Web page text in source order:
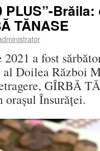
PLUS”-
TĂNASE
a fost
Doilea Război
GÎRBĂ
orașul Însurăței.